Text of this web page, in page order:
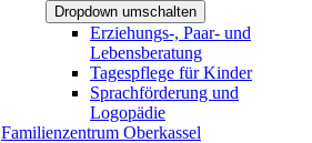
Dropdown umschalten
Erziehungs-, Paar- und
Lebensberatung
Tagespflege für Kinder
Sprachförderung und
Logopädie
Familienzentrum Oberkassel